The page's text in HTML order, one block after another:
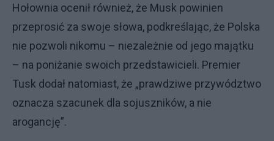
Hołownia ocenił również, że Musk powinien
przeprosić za swoje słowa, podkreślając, że Polska
nie pozwoli nikomu – niezależnie od jego majątku
– na poniżanie swoich przedstawicieli. Premier
Tusk dodał natomiast, że „prawdziwe przywództwo
oznacza szacunek dla sojuszników, a nie
arogancję”.